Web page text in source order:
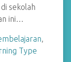
sekolah
ini…
,
Type